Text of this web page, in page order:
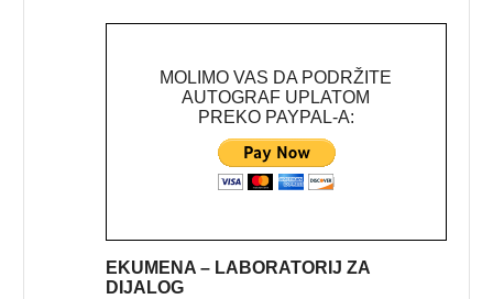
MOLIMO VAS DA PODRŽITE
AUTOGRAF UPLATOM
PREKO PAYPAL-A:
EKUMENA – LABORATORIJ ZA
DIJALOG